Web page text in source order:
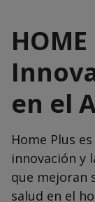
HOME
en el
Home Plus
innovación y
que mejoran
salud en el